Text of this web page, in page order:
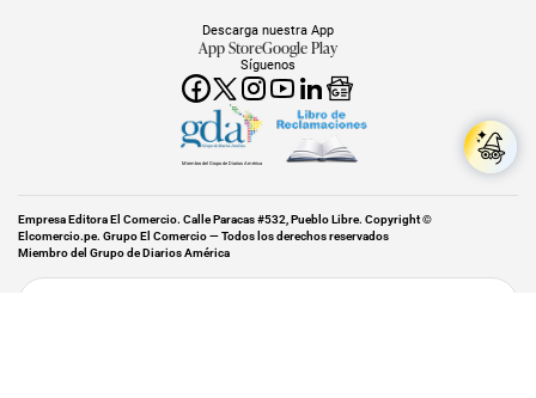
Síguenos
Descarga nuestra App
App StoreGoogle Play
Miembro del Grupo de Diarios América
Empresa Editora El Comercio. Calle Paracas #532, Pueblo Libre. Copyright ©
Elcomercio.pe. Grupo El Comercio — Todos los derechos reservados
Miembro del Grupo de Diarios América